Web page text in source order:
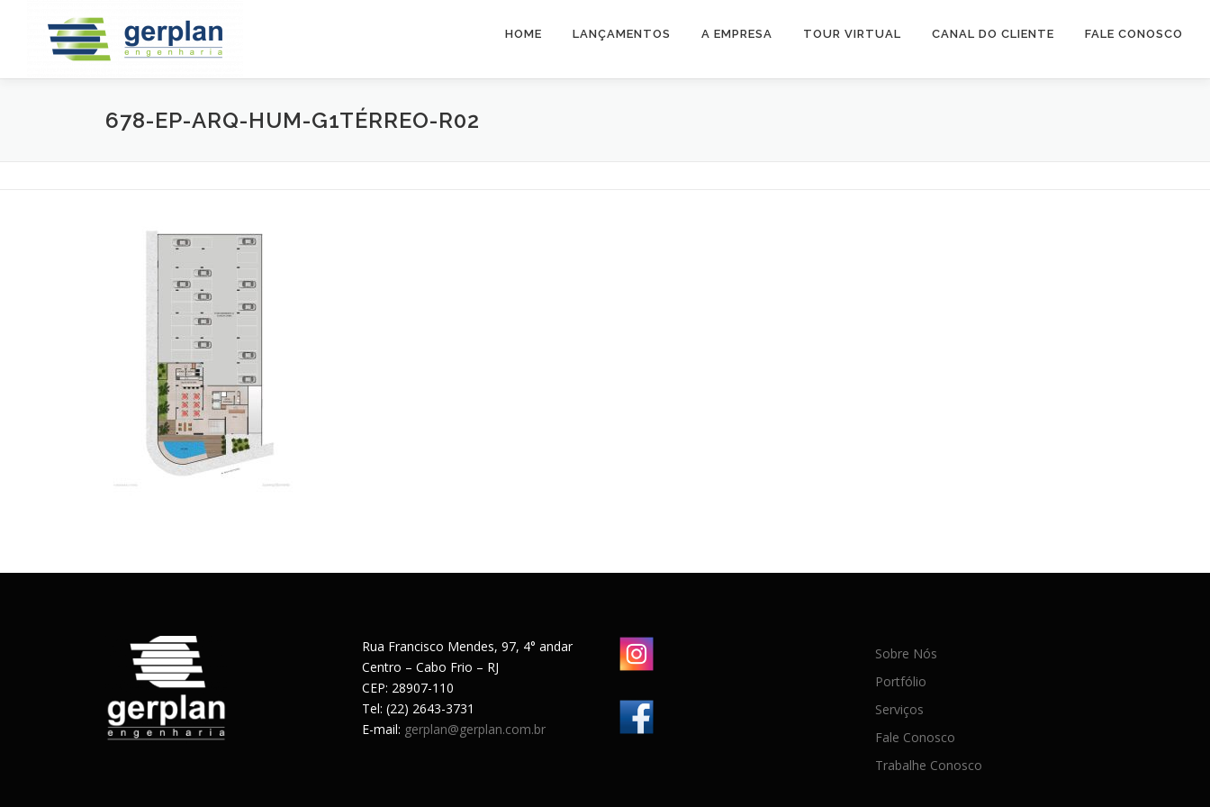
conteúdo
HOME LANÇAMENTOS A EMPRESA TOUR VIRTUAL CANAL DO CLIENTE FALE CONOSCO
678-EP-ARQ-HUM-G1TÉRREO-R02
Rua Francisco Mendes, 97, 4° andar
Centro – Cabo Frio – RJ
CEP: 28907-110
Tel: (22) 2643-3731
E-mail: gerplan@gerplan.com.br
Sobre Nós
Portfólio
Serviços
Fale Conosco
Trabalhe Conosco